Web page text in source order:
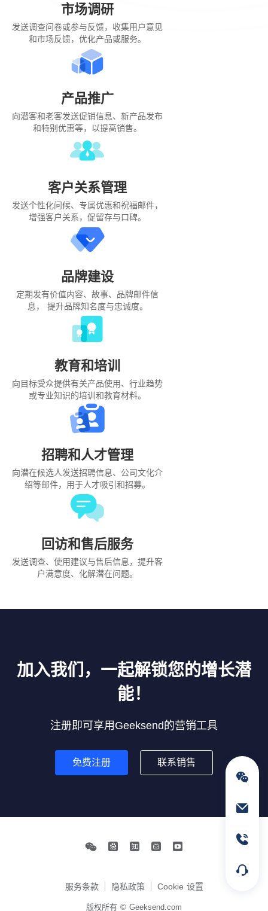
市场调研
发送调查问卷或参与反馈，收集用户意见
和市场反馈，优化产品或服务。
产品推广
向潜客和老客发送促销信息、新产品发布
和特别优惠等，以提高销售。
客户关系管理
发送个性化问候、专属优惠和祝福邮件，
增强客户关系，促留存与口碑。
品牌建设
定期发有价值内容、故事、品牌邮件信
息， 提升品牌知名度与忠诚度。
教育和培训
向目标受众提供有关产品使用、行业趋势
或专业知识的培训和教育材料。
招聘和人才管理
向潜在候选人发送招聘信息、公司文化介
绍等邮件，用于人才吸引和招募。
回访和售后服务
发送调查、使用建议与售后信息，提升客
户满意度、化解潜在问题。
加入我们，一起解锁您的增长潜
能！
注册即可享用Geeksend的营销工具
免费注册 联系销售
服务条款 隐私政策 Cookie 设置
版权所有 © Geeksend.com
13378667326
务,线上客服会及时解答您的问题。